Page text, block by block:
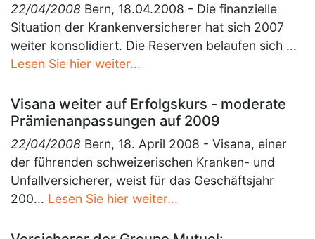
22/04/2008 Bern, 18.04.2008 - Die finanzielle
Situation der Krankenversicherer hat sich 2007
weiter konsolidiert. Die Reserven belaufen sich ...
Lesen Sie hier weiter...
Visana weiter auf Erfolgskurs - moderate
Prämienanpassungen auf 2009
22/04/2008 Bern, 18. April 2008 - Visana, einer
der führenden schweizerischen Kranken- und
Unfallversicherer, weist für das Geschäftsjahr
200... Lesen Sie hier weiter...